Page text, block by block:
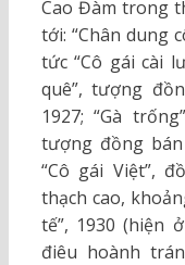
Cao Đàm trong
tới: “Chân dung
tức “Cô gái cài
quê”, tượng
1927; “Gà
tượng đồng bán
“Cô gái Việt”,
thạch cao,
tế”, 1930 (hiện
điêu hoành